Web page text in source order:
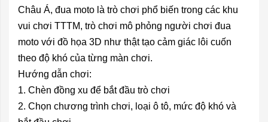
Châu Á, đua moto là trò chơi phổ biến trong các khu
vui chơi TTTM, trò chơi mô phỏng người chơi đua
moto với đồ họa 3D như thật tạo cảm giác lôi cuốn
theo độ khó của từng màn chơi.
Hướng dẫn chơi:
1. Chèn đồng xu để bắt đầu trò chơi
2. Chọn chương trình chơi, loại ô tô, mức độ khó và